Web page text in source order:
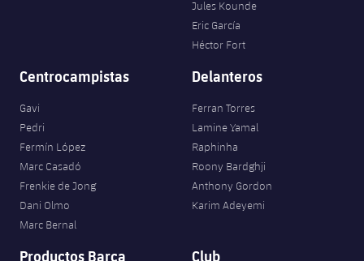
Jules Kounde
Eric García
Héctor Fort
Centrocampistas
Gavi
Pedri
Fermín López
Marc Casadó
Frenkie de Jong
Dani Olmo
Marc Bernal
Delanteros
Ferran Torres
Lamine Yamal
Raphinha
Roony Bardghji
Anthony Gordon
Karim Adeyemi
Productos Barça Club